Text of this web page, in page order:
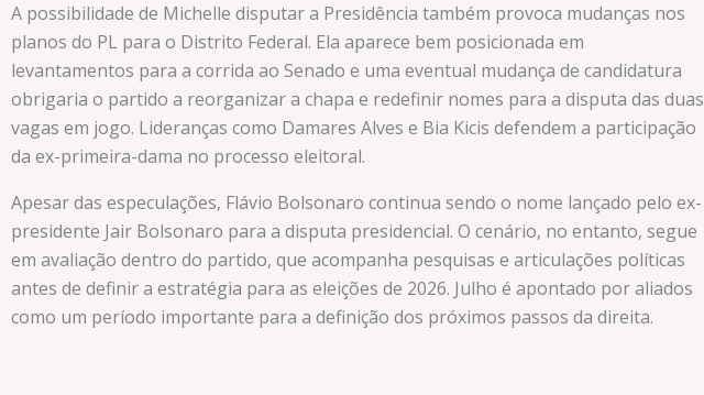
A possibilidade de Michelle disputar a Presidência também provoca mudanças nos
planos do PL para o Distrito Federal. Ela aparece bem posicionada em
levantamentos para a corrida ao Senado e uma eventual mudança de candidatura
obrigaria o partido a reorganizar a chapa e redefinir nomes para a disputa das duas
vagas em jogo. Lideranças como Damares Alves e Bia Kicis defendem a participação
da ex-primeira-dama no processo eleitoral.
Apesar das especulações, Flávio Bolsonaro continua sendo o nome lançado pelo ex-
presidente Jair Bolsonaro para a disputa presidencial. O cenário, no entanto, segue
em avaliação dentro do partido, que acompanha pesquisas e articulações políticas
antes de definir a estratégia para as eleições de 2026. Julho é apontado por aliados
como um período importante para a definição dos próximos passos da direita.